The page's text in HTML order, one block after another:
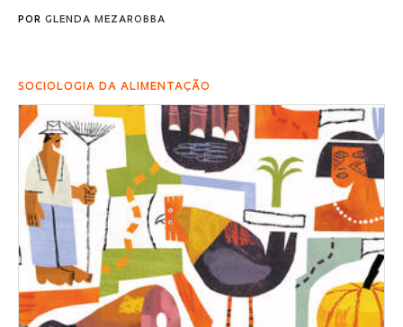
POR GLENDA MEZAROBBA
SOCIOLOGIA DA ALIMENTAÇÃO